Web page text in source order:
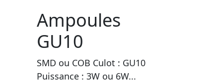
Ampoules
GU10
SMD ou COB Culot : GU10
Puissance : 3W ou 6W...